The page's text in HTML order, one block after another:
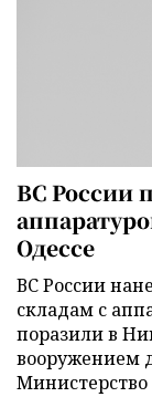
ВС России
Одессе
ВС России
складам с
поразили в
вооружением
Министерство